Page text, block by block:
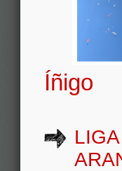
Íñigo